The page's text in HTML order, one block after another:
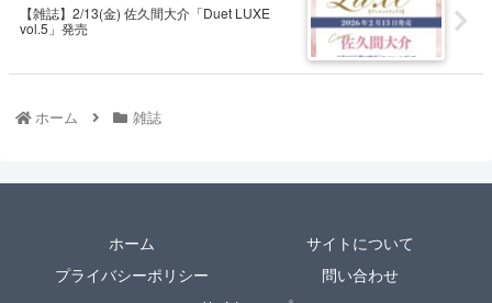
【雑誌】2/13(金) 佐久間大介「Duet LUXE
vol.5」発売
ホーム 雑誌
ホーム
サイトについて
プライバシーポリシー
問い合わせ